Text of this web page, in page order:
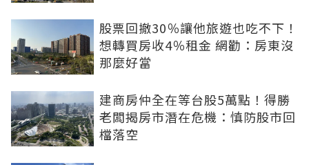
股票回撤30％讓他旅遊也吃不下！
想轉買房收4％租金 網勸：房東沒
那麼好當
建商房仲全在等台股5萬點！得勝
老闆揭房市潛在危機：慎防股市回
檔落空